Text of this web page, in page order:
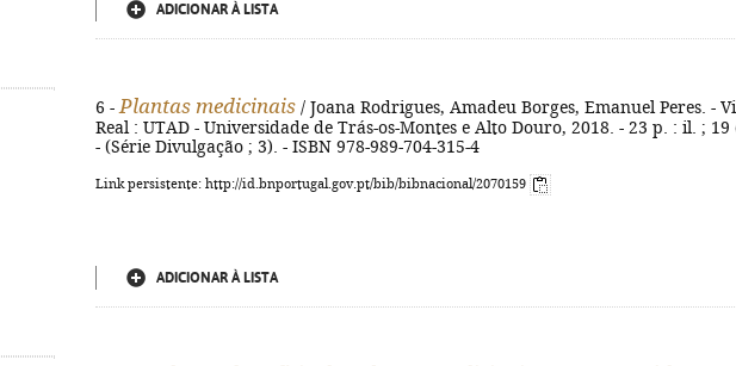
ADICIONAR À LISTA
6 - Plantas medicinais / Joana Rodrigues, Amadeu Borges, Emanuel Peres. -
Real : UTAD - Universidade de Trás-os-Montes e Alto Douro, 2018. - 23 p. : il. ; 19
- (Série Divulgação ; 3). - ISBN 978-989-704-315-4
Link persistente: http://id.bnportugal.gov.pt/bib/bibnacional/2070159
ADICIONAR À LISTA